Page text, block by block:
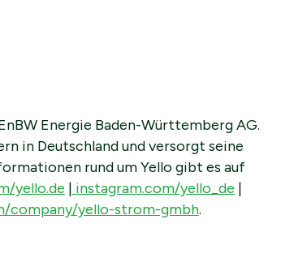
Energie Baden-Württemberg AG.
in Deutschland und versorgt seine
rund um Yello gibt es auf
yello.de | instagram.com/yello_de |
company/yello-strom-gmbh.